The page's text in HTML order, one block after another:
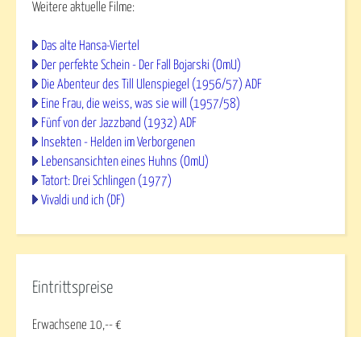
Weitere aktuelle Filme:
Das alte Hansa-Viertel
Der perfekte Schein - Der Fall Bojarski (OmU)
Die Abenteur des Till Ulenspiegel (1956/57) ADF
Eine Frau, die weiss, was sie will (1957/58)
Fünf von der Jazzband (1932) ADF
Insekten - Helden im Verborgenen
Lebensansichten eines Huhns (OmU)
Tatort: Drei Schlingen (1977)
Vivaldi und ich (DF)
Eintrittspreise
Erwachsene 10,-- €